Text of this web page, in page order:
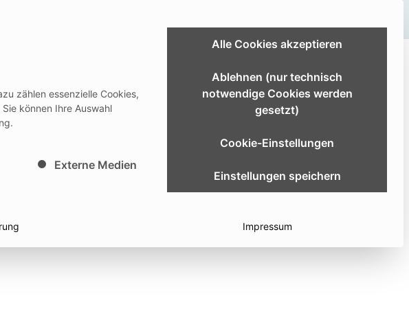
Karriere
Über uns
Newsletter Deutsch
zählen essenzielle Cookies,
können Ihre Auswahl
Gruppe ist essenziell und kann nicht abgewählt werden.
Externe Medien
Alle Cookies akzeptieren
Ablehnen (nur technisch
notwendige Cookies werden
gesetzt)
Cookie-Einstellungen
Einstellungen speichern
Impressum